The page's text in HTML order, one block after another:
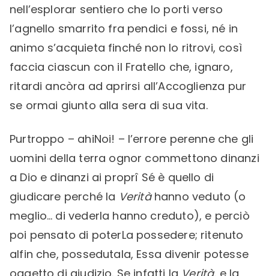
nell’esplorar sentiero che lo porti verso
l’agnello smarrito fra pendici e fossi, né in
animo s’acquieta finché non lo ritrovi, così
faccia ciascun con il Fratello che, ignaro,
ritardi ancòra ad aprirsi all’Accoglienza pur
se ormai giunto alla sera di sua vita.
Purtroppo – ahiNoi! – l’errore perenne che gli
uomini della terra ognor commettono dinanzi
a Dio e dinanzi ai proprî Sé è quello di
giudicare perché la Veritàhanno veduto (o
meglio… di vederla hanno creduto), e perciò
poi pensato di poterLa possedere; ritenuto
alfin che, possedutala, Essa divenir potesse
oggetto di giudizio. Se infatti la Verità, e la